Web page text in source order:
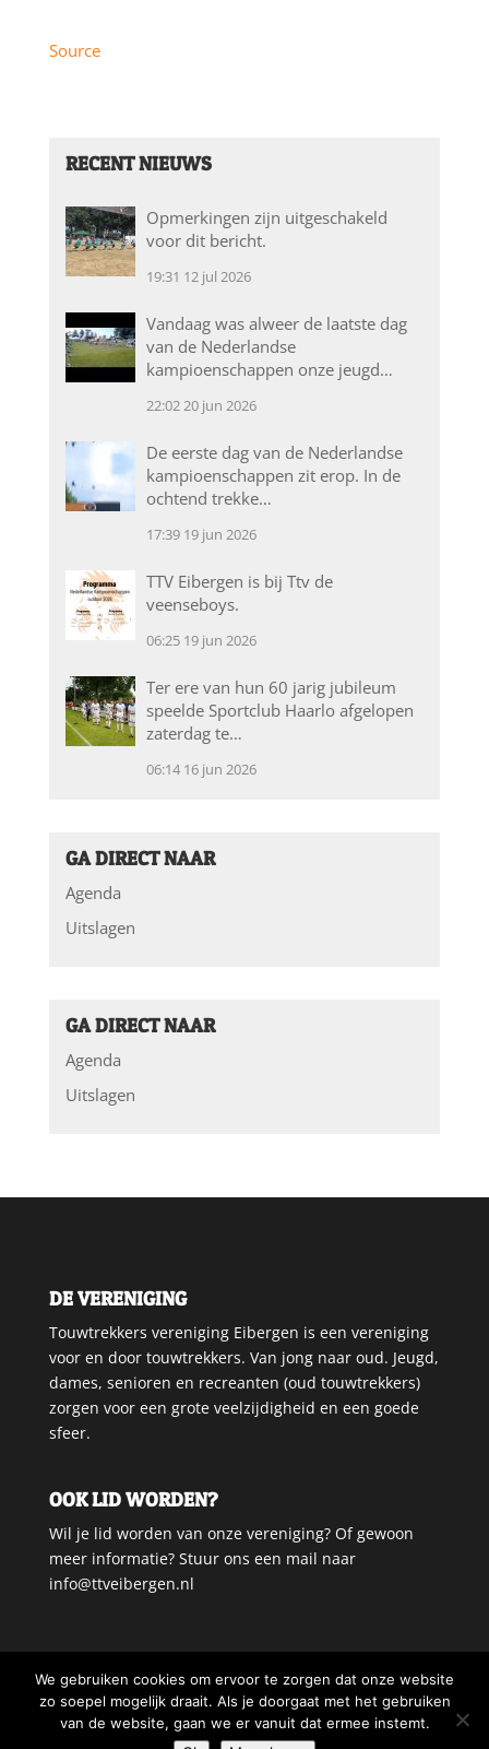
Source
RECENT NIEUWS
Opmerkingen zijn uitgeschakeld
voor dit bericht.
19:31 12 jul 2026
Vandaag was alweer de laatste dag
van de Nederlandse
kampioenschappen onze jeugd…
22:0220 jun 2026
De eerste dag van de Nederlandse
kampioenschappen zit erop. In de
ochtend trekke…
17:39 19 jun 2026
TTV Eibergen is bij Ttv de
veenseboys.
06:25 19 jun 2026
Ter ere van hun 60 jarig jubileum
speelde Sportclub Haarlo afgelopen
zaterdag te…
06:14 16 jun 2026
GA DIRECT NAAR
Agenda
Uitslagen
GA DIRECT NAAR
Agenda
Uitslagen
DE VERENIGING
Touwtrekkers vereniging Eibergen is een vereniging
voor en door touwtrekkers. Van jong naar oud. Jeugd,
dames, senioren en recreanten (oud touwtrekkers)
zorgen voor een grote veelzijdigheid en een goede
sfeer.
OOK LID WORDEN?
Wil je lid worden van onze vereniging? Of gewoon
meer informatie? Stuur ons een mail naar
info@ttveibergen.nl
We gebruiken cookies om ervoor te zorgen dat onze website
zo soepel mogelijk draait. Als je doorgaat met het gebruiken
van de website, gaan we er vanuit dat ermee instemt.